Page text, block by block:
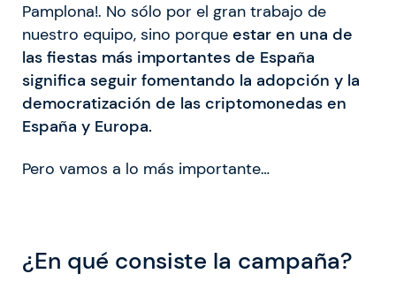
Pamplona!. No sólo por el gran trabajo de
nuestro equipo, sino porque estar en una de
las fiestas más importantes de España
significa seguir fomentando la adopción y la
democratización de las criptomonedas en
España y Europa.
Pero vamos a lo más importante…
¿En qué consiste la campaña?